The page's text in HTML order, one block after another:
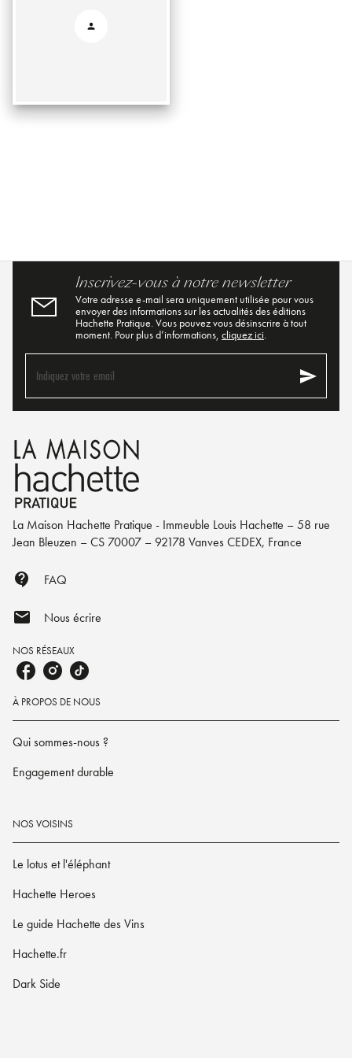
Inscrivez-vous à notre newsletter
Votre adresse e-mail sera uniquement utilisée pour vous
envoyer des informations sur les actualités des éditions
Hachette Pratique. Vous pouvez vous désinscrire à tout
moment. Pour plus d’informations, cliquez ici.
Indiquez votre email send
La Maison Hachette Pratique - Immeuble Louis Hachette – 58 rue
Jean Bleuzen – CS 70007 – 92178 Vanves CEDEX, France
contact_support FAQ
mail Nous écrire
NOS RÉSEAUX
À PROPOS DE NOUS
Qui sommes-nous ?
Engagement durable
NOS VOISINS
Le lotus et l'éléphant
Hachette Heroes
Le guide Hachette des Vins
Hachette.fr
Dark Side